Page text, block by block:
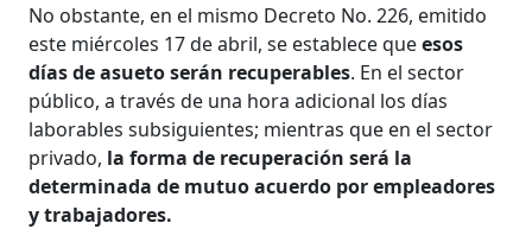
No obstante, en el mismo Decreto No. 226, emitido
este miércoles 17 de abril, se establece queesos
días de asueto serán recuperables. En el sector
público, a través de una hora adicional los días
laborables subsiguientes; mientras que en el sector
privado, la forma de recuperación será la
determinada de mutuo acuerdo por empleadores
y trabajadores.